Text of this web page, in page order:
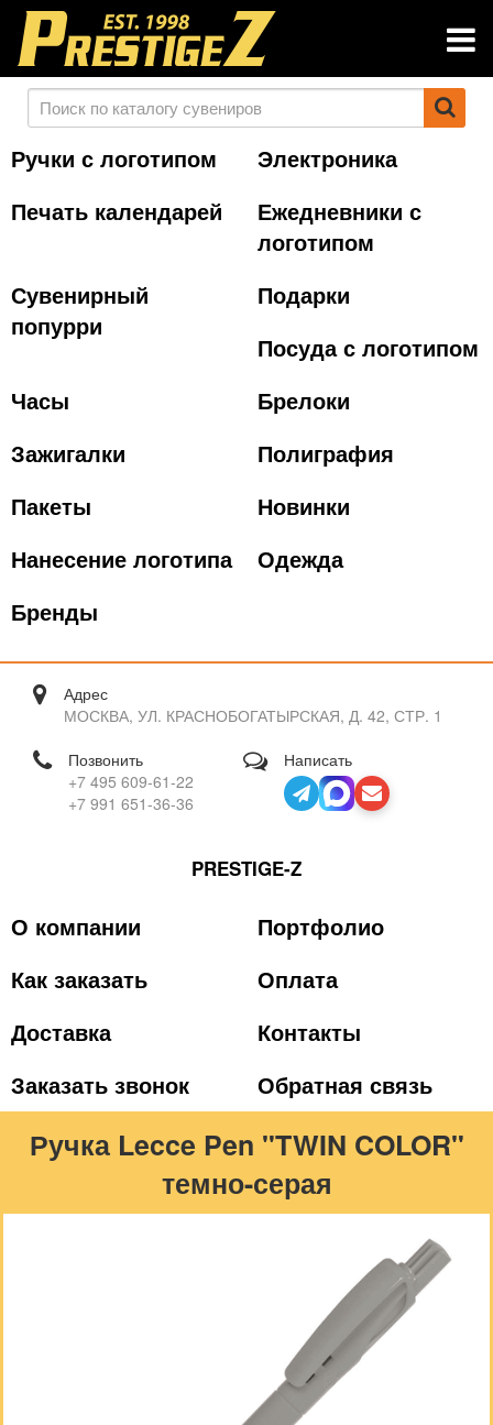
Ручки с логотипом
Электроника
Печать календарей
Ежедневники с
логотипом
Сувенирный
попурри
Подарки
Посуда с логотипом
Часы
Брелоки
Зажигалки
Полиграфия
Пакеты
Новинки
Нанесение логотипа
Одежда
Бренды
Адрес
МОСКВА, УЛ. КРАСНОБОГАТЫРСКАЯ, Д. 42, СТР. 1
Позвонить
+7 495 609-61-22
+7 991 651-36-36
Написать
PRESTIGE-Z
О компании
Портфолио
Как заказать
Оплата
Доставка
Контакты
Заказать звонок
Обратная связь
Ручка Lecce Pen "TWIN COLOR"
темно-серая